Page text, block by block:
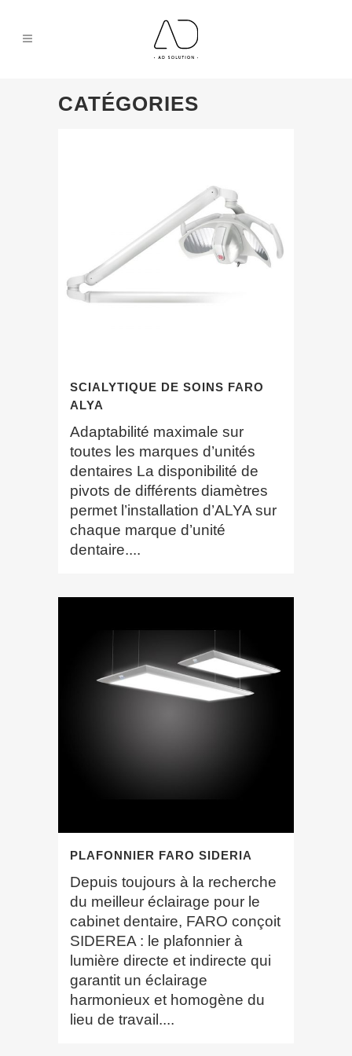
CATÉGORIES
SCIALYTIQUE DE SOINS FARO
ALYA
Adaptabilité maximale sur
toutes les marques d’unités
dentaires La disponibilité de
pivots de différents diamètres
permet l’installation d’ALYA sur
chaque marque d’unité
dentaire....
PLAFONNIER FARO SIDERIA
Depuis toujours à la recherche
du meilleur éclairage pour le
cabinet dentaire, FARO conçoit
SIDEREA : le plafonnier à
lumière directe et indirecte qui
garantit un éclairage
harmonieux et homogène du
lieu de travail....